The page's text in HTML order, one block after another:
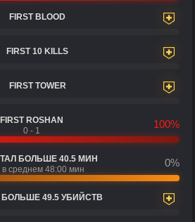
FIRST BLOOD
FIRST 10 KILLS
FIRST TOWER
FIRST ROSHAN
0 - 1
100%
БОЛЬШЕ 40.5 МИН
в среднем 48:00 мин
0%
БОЛЬШЕ 49.5 УБИЙСТВ